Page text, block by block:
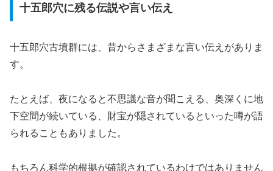
十五郎穴に残る伝説や言い伝え
十五郎穴古墳群には、昔からさまざまな言い伝えがありま
す。
たとえば、夜になると不思議な音が聞こえる、奥深くに地
下空間が続いている、財宝が隠されているといった噂が語
られることもありました。
もちろん科学的根拠が確認されているわけではありません